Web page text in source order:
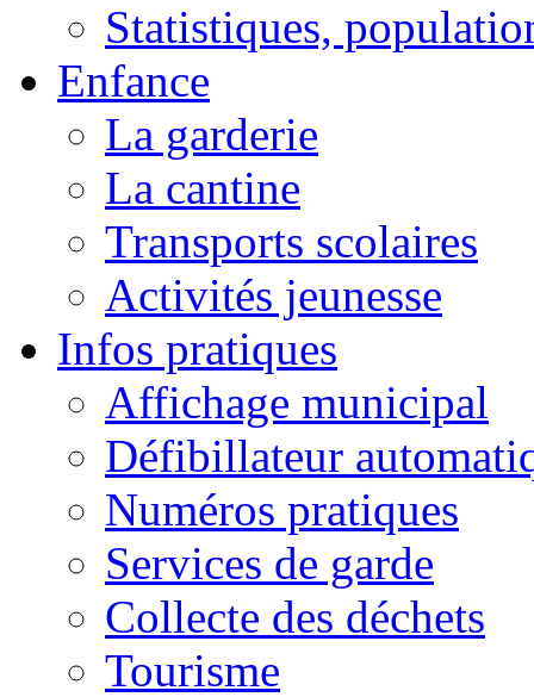
Statistiques,
Enfance
La garderie
La cantine
Transports scolaires
Activités jeunesse
Infos pratiques
Affichage municipal
Défibillateur
Numéros pratiques
Services de garde
Collecte des déchets
Tourisme